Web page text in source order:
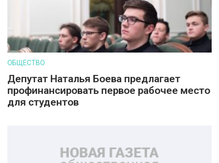
ОБЩЕСТВО
Депутат Наталья Боева предлагает
профинансировать первое рабочее место
для студентов